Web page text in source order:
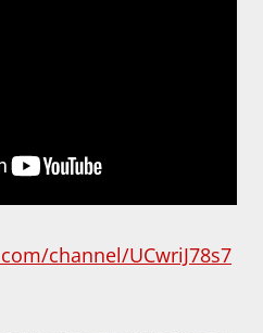
channel/UCwriJ78s7